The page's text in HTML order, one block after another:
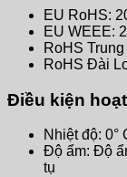
EU RoHS:
EU WEEE:
RoHS
RoHS Đài
Điều kiện
Nhiệt độ: 0°
Độ ẩm: Độ
tụ